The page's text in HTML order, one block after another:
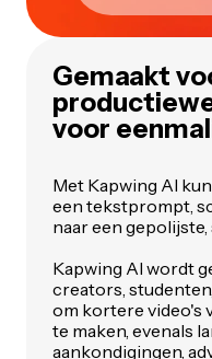
Gemaakt
voor
Met Kapwing AI
een tekstprompt,
naar een gepolijste,
Kapwing AI wordt
creators,
om kortere video's
te maken, evenals
aankondigingen,